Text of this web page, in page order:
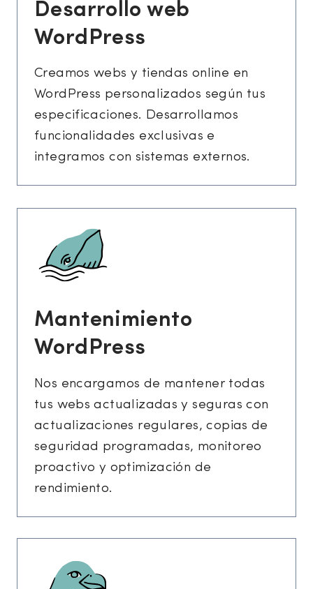
Desarrollo web
WordPress
Creamos webs y tiendas online en
WordPress personalizados según tus
especificaciones. Desarrollamos
funcionalidades exclusivas e
integramos con sistemas externos.
Mantenimiento
WordPress
Nos encargamos de mantener todas
tus webs actualizadas y seguras con
actualizaciones regulares, copias de
seguridad programadas, monitoreo
proactivo y optimización de
rendimiento.